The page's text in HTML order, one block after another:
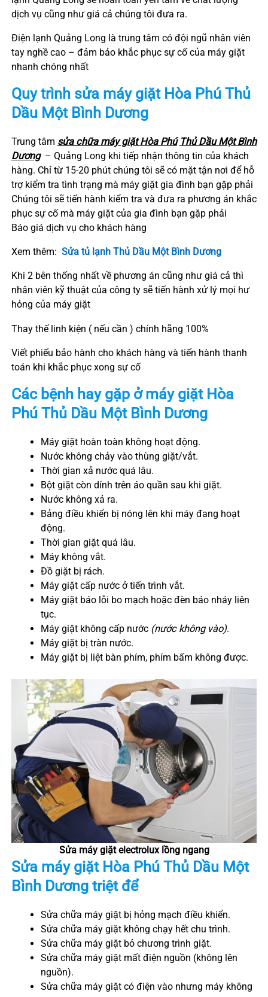
dịch vụ cũng như giá cả chúng tôi đưa ra.
Điện lạnh Quảng Long là trung tâm có đội ngũ nhân viên
tay nghề cao – đảm bảo khắc phục sự cố của máy giặt
nhanh chóng nhất
Quy trình sửa máy giặt Hòa Phú Thủ
Dầu Một Bình Dương
Trung tâm sửa chữa máy giặtHòa Phú Thủ Dầu Một Bình
Dương– Quảng Long khi tiếp nhận thông tin của khách
hàng. Chỉ từ 15-20 phút chúng tôi sẽ có mặt tận nơi để hỗ
trợ kiểm tra tình trạng mà máy giặt gia đình bạn gặp phải
Chúng tôi sẽ tiến hành kiểm tra và đưa ra phương án khắc
phục sự cố mà máy giặt của gia đình bạn gặp phải
Báo giá dịch vụ cho khách hàng
Xem thêm: Sửa tủ lạnh Thủ Dầu Một Bình Dương
Khi 2 bên thống nhất về phương án cũng như giá cả thì
nhân viên kỹ thuật của công ty sẽ tiến hành xử lý mọi hư
hỏng của máy giặt
Thay thế linh kiện ( nếu cần ) chính hãng 100%
Viết phiếu bảo hành cho khách hàng và tiến hành thanh
toán khi khắc phục xong sự cố
Các bệnh hay gặp ở máy giặt Hòa
Phú Thủ Dầu Một Bình Dương
Máy giặt hoàn toàn không hoạt động.
Nước không chảy vào thùng giặt/vắt.
Thời gian xả nước quá lâu.
Bột giặt còn dính trên áo quần sau khi giặt.
Nước không xả ra.
Bảng điều khiển bị nóng lên khi máy đang hoạt
động.
Thời gian giặt quá lâu.
Máy không vắt.
Đồ giặt bị rách.
Máy giặt cấp nước ở tiến trình vắt.
Máy giặt báo lỗi bo mạch hoặc đèn báo nháy liên
tục.
Máy giặt không cấp nước (nước không vào).
Máy giặt bị tràn nước.
Máy giặt bị liệt bàn phím, phím bấm không được.
Sửa máy giặt electrolux lồng ngang
Sửa máy giặt Hòa Phú Thủ Dầu Một
Bình Dươngtriệt để
Sửa chữa máy giặt bị hỏng mạch điều khiển.
Sửa chữa máy giặt không chạy hết chu trình.
Sửa chữa máy giặt bỏ chương trình giặt.
Sửa chữa máy giặt mất điện nguồn (không lên
nguồn).
Sửa chữa máy giặt có điện vào nhưng máy không